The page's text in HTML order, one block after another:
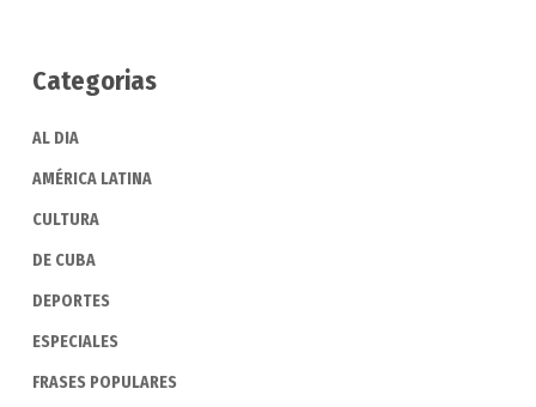
Categorias
AL DIA
AMÉRICA LATINA
CULTURA
DE CUBA
DEPORTES
ESPECIALES
FRASES POPULARES